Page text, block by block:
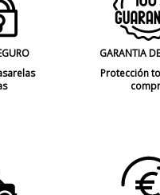
GARANTIA
Protección